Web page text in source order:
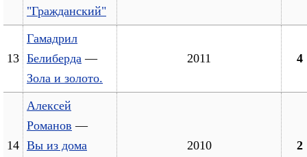
"Гражданский"
13
Гамадрил
Белиберда —
Зола и золото.
2011 4
14
Алексей
Романов —
Вы из дома
2010 2